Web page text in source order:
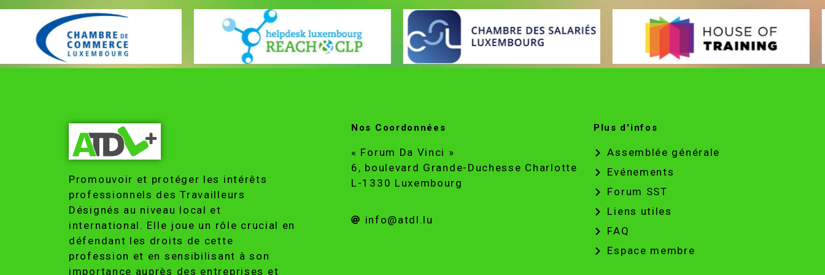
Promouvoir et protéger les intérêts
professionnels des Travailleurs
Désignés au niveau local et
international. Elle joue un rôle crucial en
défendant les droits de cette
profession et en sensibilisant à son
importance auprès des entreprises et
Nos Coordonnées
« Forum Da Vinci »
6, boulevard Grande-Duchesse Charlotte
L-1330 Luxembourg
info@atdl.lu
Plus d'infos
Assemblée générale
Evénements
Forum SST
Liens utiles
FAQ
Espace membre